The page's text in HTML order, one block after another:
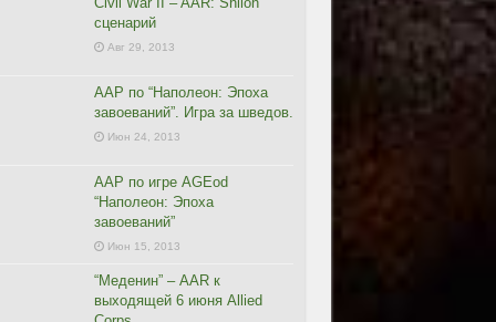
сценарий
Авг 29, 2013
ААР по “Наполеон: Эпоха
завоеваний”. Игра за шведов.
Июн 24, 2013
ААР по игре AGEod
“Наполеон: Эпоха
завоеваний”
Июн 15, 2013
“Меденин” – AAR к
выходящей 6 июня Allied